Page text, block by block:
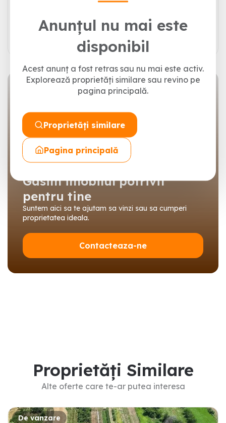
Trimite mesajul
Gasim imobilul potrivit
pentru tine
Suntem aici sa te ajutam sa vinzi sau sa cumperi
proprietatea ideala.
Contacteaza-ne
Proprietăți Similare
Alte oferte care te-ar putea interesa
De vanzare
Anunțul nu mai este
disponibil
Acest anunț a fost retras sau nu mai este activ.
Explorează proprietăți similare sau revino pe
pagina principală.
Proprietăți similare
Pagina principală